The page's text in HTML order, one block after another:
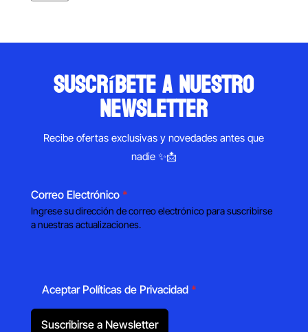
suscríbete a nuestro
newsletter
Recibe ofertas exclusivas y novedades antes que
nadie ✨📩
Correo Electrónico *
Ingrese su dirección de correo electrónico para suscribirse
a nuestras actualizaciones.
Aceptar Políticas de Privacidad *
Suscribirse a Newsletter